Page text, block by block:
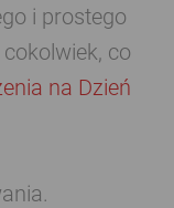
i prostego
co
na Dzień